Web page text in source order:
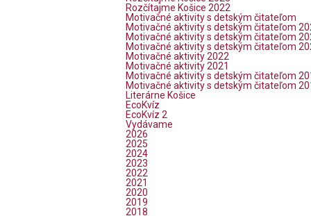
Rozčítajme Košice 2022
Motivačné aktivity s detským čitateľom
Motivačné aktivity s detským čitateľom
Motivačné aktivity s detským čitateľom
Motivačné aktivity s detským čitateľom
Motivačné aktivity 2022
Motivačné aktivity 2021
Motivačné aktivity s detským čitateľom
Motivačné aktivity s detským čitateľom
Literárne Košice
EcoKvíz
EcoKvíz 2
Vydávame
2026
2025
2024
2023
2022
2021
2020
2019
2018